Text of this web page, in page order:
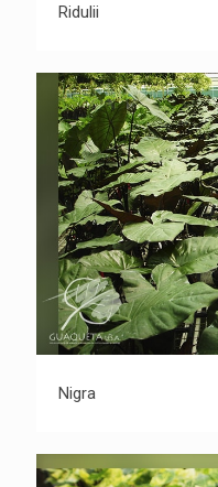
Ridulii
Nigra